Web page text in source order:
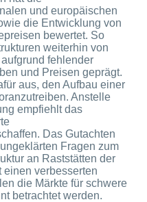
und europäischen
die Entwicklung von
bewertet. So
weiterhin von
fehlender
und Preisen geprägt.
aus, den Aufbau einer
Anstelle
empfiehlt das
Das Gutachten
Fragen zum
an Raststätten der
einen verbesserten
die Märkte für schwere
betrachtet werden.